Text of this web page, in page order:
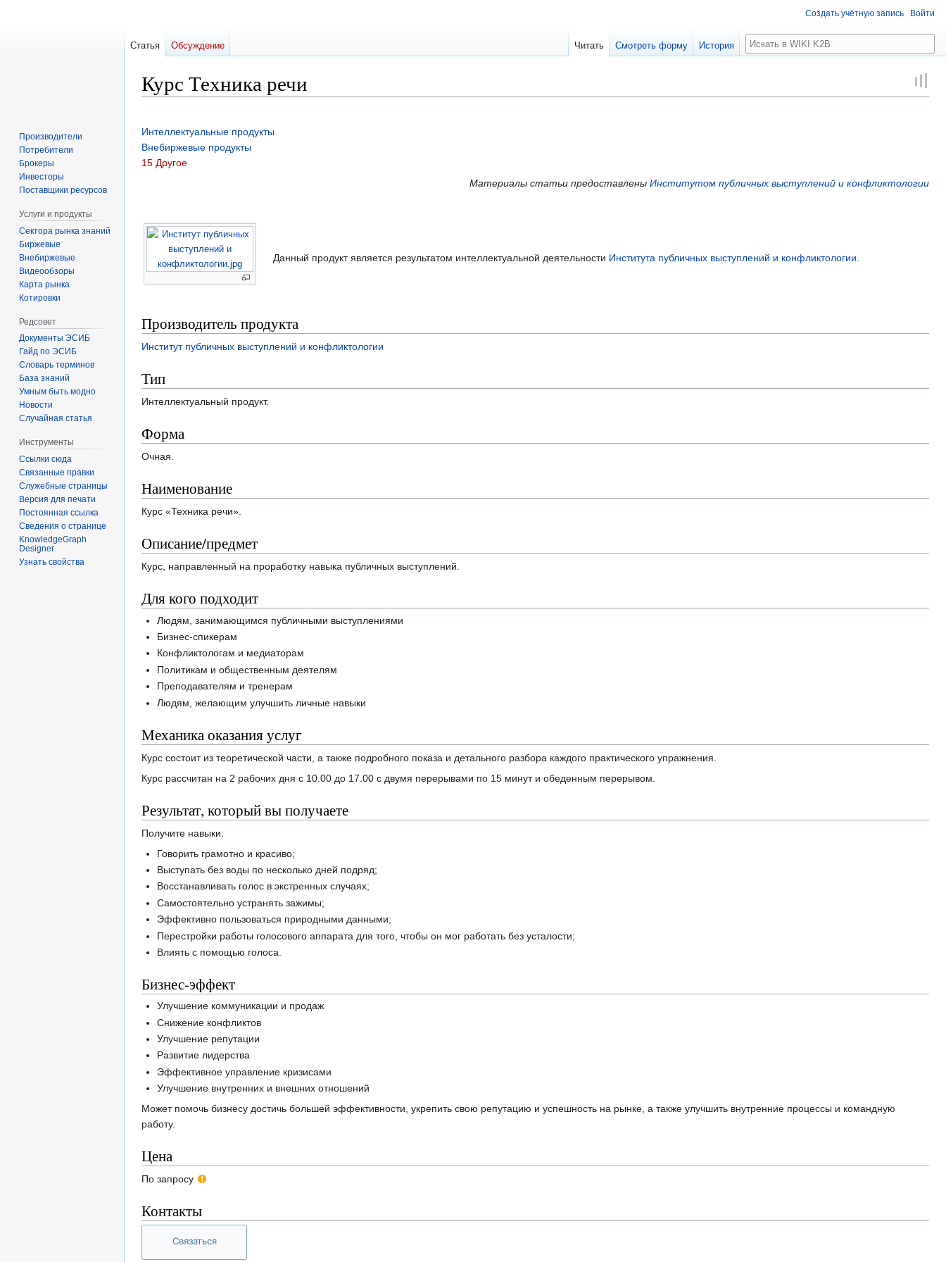
Курс Техника речи
к
навигации
к
поиску
Интеллектуальные продукты
Внебиржевые продукты
15 Другое
Материалы статьи предоставлены Институтом публичных выступлений и конфликтологии
Данный продукт является результатом интеллектуальной деятельности Института публичных выступлений и конфликтологии.
Производитель продукта
Институт публичных выступлений и конфликтологии
Тип
Интеллектуальный продукт.
Форма
Очная.
Наименование
Курс «Техника речи».
Описание/предмет
Курс, направленный на проработку навыка публичных выступлений.
Для кого подходит
Людям, занимающимся публичными выступлениями
Бизнес-спикерам
Конфликтологам и медиаторам
Политикам и общественным деятелям
Преподавателям и тренерам
Людям, желающим улучшить личные навыки
Механика оказания услуг
Курс состоит из теоретической части, а также подробного показа и детального разбора каждого практического упражнения.
Курс рассчитан на 2 рабочих дня с 10.00 до 17.00 с двумя перерывами по 15 минут и обеденным перерывом.
Результат, который вы получаете
Получите навыки:
Говорить грамотно и красиво;
Выступать без воды по несколько дней подряд;
Восстанавливать голос в экстренных случаях;
Самостоятельно устранять зажимы;
Эффективно пользоваться природными данными;
Перестройки работы голосового аппарата для того, чтобы он мог работать без усталости;
Влиять с помощью голоса.
Бизнес-эффект
Улучшение коммуникации и продаж
Снижение конфликтов
Улучшение репутации
Развитие лидерства
Эффективное управление кризисами
Улучшение внутренних и внешних отношений
Может помочь бизнесу достичь большей эффективности, укрепить свою репутацию и успешность на рынке, а также улучшить внутренние процессы и командную
работу.
Цена
По запросу
Контакты
Связаться
Создать учётную запись Войти
Статья Обсуждение Читать Смотреть форму История Поиск
Производители
Потребители
Брокеры
Инвесторы
Поставщики ресурсов
Услуги и продукты
Сектора рынка знаний
Биржевые
Внебиржевые
Видеообзоры
Карта рынка
Котировки
Редсовет
Документы ЭСИБ
Гайд по ЭСИБ
Словарь терминов
База знаний
Умным быть модно
Новости
Случайная статья
Инструменты
Ссылки сюда
Связанные правки
Служебные страницы
Версия для печати
Постоянная ссылка
Сведения о странице
KnowledgeGraph
Designer
Узнать свойства